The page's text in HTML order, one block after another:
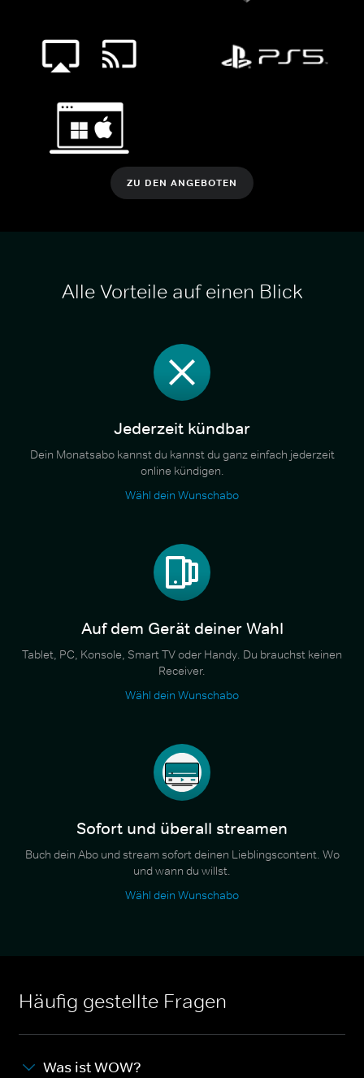
ZU DEN ANGEBOTEN
Alle Vorteile auf einen Blick
Jederzeit kündbar
Dein Monatsabo kannst du kannst du ganz einfach jederzeit
online kündigen.
Wähl dein Wunschabo
Auf dem Gerät deiner Wahl
Tablet, PC, Konsole, Smart TV oder Handy. Du brauchst keinen
Receiver.
Wähl dein Wunschabo
Sofort und überall streamen
Buch dein Abo und stream sofort deinen Lieblingscontent. Wo
und wann du willst.
Wähl dein Wunschabo
Häufig gestellte Fragen
Was ist WOW?